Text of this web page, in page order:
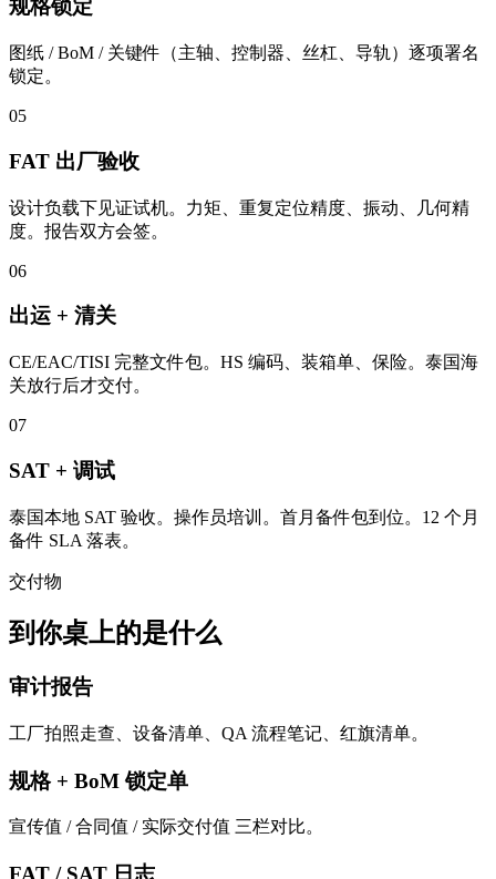
规格锁定
图纸 / BoM / 关键件（主轴、控制器、丝杠、导轨）逐项署名
锁定。
05
FAT 出厂验收
设计负载下见证试机。力矩、重复定位精度、振动、几何精
度。报告双方会签。
06
出运 + 清关
CE/EAC/TISI 完整文件包。HS 编码、装箱单、保险。泰国海
关放行后才交付。
07
SAT + 调试
泰国本地 SAT 验收。操作员培训。首月备件包到位。12 个月
备件 SLA 落表。
交付物
到你桌上的是什么
审计报告
工厂拍照走查、设备清单、QA 流程笔记、红旗清单。
规格 + BoM 锁定单
宣传值 / 合同值 / 实际交付值 三栏对比。
FAT / SAT 日志